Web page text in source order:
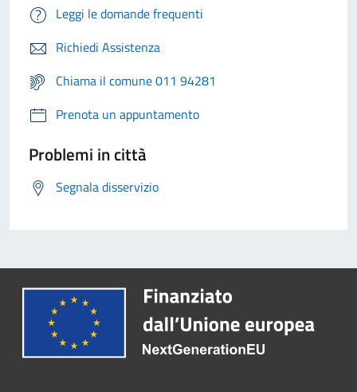
Leggi le domande frequenti
Richiedi Assistenza
Chiama il comune 011 94281
Prenota un appuntamento
Problemi in città
Segnala disservizio